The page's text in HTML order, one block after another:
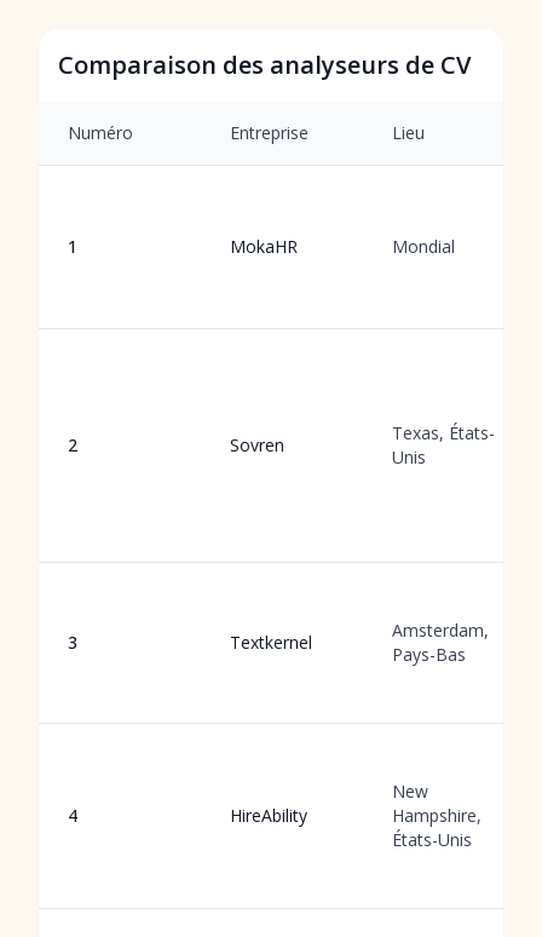
Comparaison des analyseurs de CV
Numéro Entreprise Lieu
1 MokaHR Mondial
2 Sovren
Texas, États-
Unis
3 Textkernel
Amsterdam,
Pays-Bas
4 HireAbility
New
Hampshire,
États-Unis